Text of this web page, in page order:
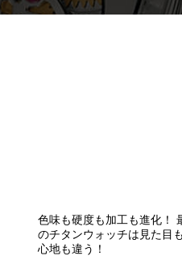
色味も硬度も加工も進化！
のチタンウォッチは見た目
心地も違う！